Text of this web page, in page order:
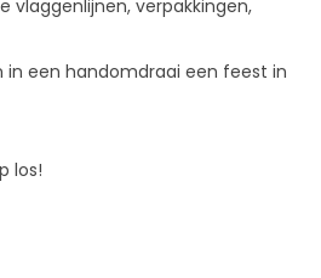
vlaggenlijnen, verpakkingen,
in een handomdraai een feest in
los!